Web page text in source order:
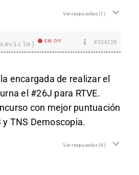
Ver respuestas(1)
EM Off #324228
encargada de realizar el
el #26J para RTVE.
con mejor puntuación
y TNS Demoscopia.
Ver respuestas(4)